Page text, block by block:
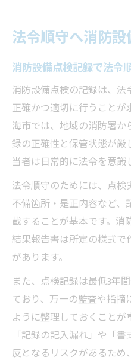
法令順守へ消防
消防設備点検記録で法令
消防設備点検の記録は、
正確かつ適切に行うこと
海市では、地域の消防署
録の正確性と保管状態が
当者は日常的に法令を意識
法令順守のためには、点検
不備箇所・是正内容など
載することが基本です。
結果報告書は所定の様式
があります。
また、点検記録は最低3年
ており、万一の監査や指摘
ように整理しておくこと
「記録の記入漏れ」や「
反となるリスクがあるた